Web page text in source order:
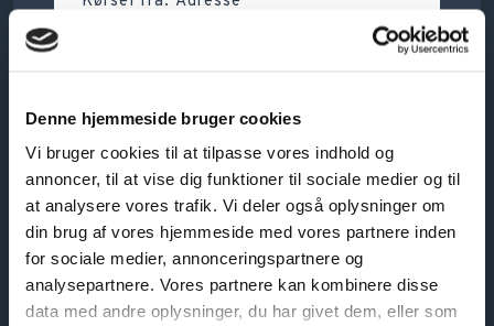
Denne hjemmeside bruger cookies
Vi bruger cookies til at tilpasse vores indhold og
annoncer, til at vise dig funktioner til sociale medier og til
at analysere vores trafik. Vi deler også oplysninger om
din brug af vores hjemmeside med vores partnere inden
for sociale medier, annonceringspartnere og
analysepartnere. Vores partnere kan kombinere disse
data med andre oplysninger, du har givet dem, eller som